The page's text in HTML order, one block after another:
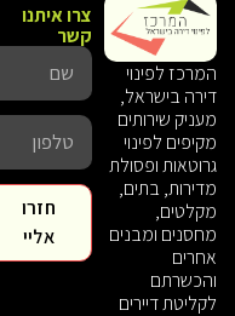
המרכז לפינוי
דירה בישראל,
מעניק שירותים
מקיפים לפינוי
גרוטאות ופסולת
מדירות, בתים,
מקלטים,
מחסנים ומבנים
אחרים
והכשרתם
לקליטת דיירים
צרו איתנו
קשר
חזרו
אליי